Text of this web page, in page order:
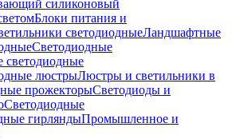
силиконовый
Блоки питания и
светодиодныеЛандшафтные
Светодиодные
светодиодные
люстрыЛюстры и светильники в
прожекторыСветодиоды и
Светодиодные
гирляндыПромышленное и